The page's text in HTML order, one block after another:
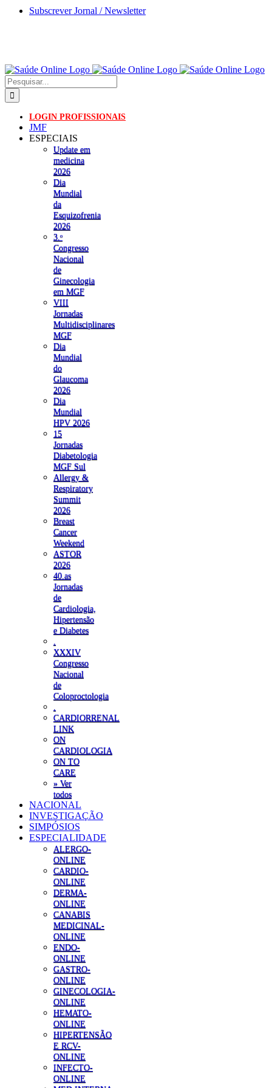
Skip
Subscrever Jornal / Newsletter
Pesquisar
LOGIN PROFISSIONAIS
JMF
ESPECIAIS
Update em
medicina
2026
Dia
Mundial
da
Esquizofrenia
2026
3.ᵒ
Congresso
Nacional
de
Ginecologia
em MGF
VIII
Jornadas
Multidisciplinares
MGF
Dia
Mundial
do
Glaucoma
2026
Dia
Mundial
HPV 2026
15
Jornadas
Diabetologia
MGF Sul
Allergy &
Respiratory
Summit
2026
Breast
Cancer
Weekend
ASTOR
2026
40.as
Jornadas
de
Cardiologia,
Hipertensão
e Diabetes
XXXIV
Congresso
Nacional
de
Coloproctologia
CARDIORRENAL
LINK
ON
CARDIOLOGIA
ON TO
CARE
» Ver
todos
NACIONAL
INVESTIGAÇÃO
SIMPÓSIOS
ESPECIALIDADE
ALERGO-
ONLINE
CARDIO-
ONLINE
DERMA-
ONLINE
CANABIS
MEDICINAL-
ONLINE
ENDO-
ONLINE
GASTRO-
ONLINE
GINECOLOGIA-
ONLINE
HEMATO-
ONLINE
HIPERTENSÃO
E RCV-
ONLINE
INFECTO-
ONLINE